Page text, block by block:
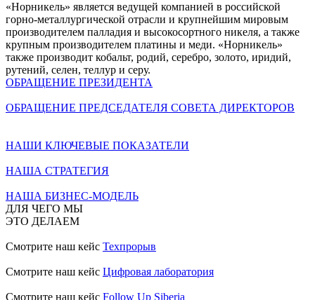
«Норникель» является ведущей компанией в российской
горно-металлургической отрасли и крупнейшим мировым
производителем палладия и высокосортного никеля, а также
крупным производителем платины и меди. «Норникель»
также производит кобальт, родий, серебро, золото, иридий,
рутений, селен, теллур и серу.
ОБРАЩЕНИЕ ПРЕЗИДЕНТА
ОБРАЩЕНИЕ ПРЕДСЕДАТЕЛЯ СОВЕТА ДИРЕКТОРОВ
НАШИ КЛЮЧЕВЫЕ ПОКАЗАТЕЛИ
НАША СТРАТЕГИЯ
НАША БИЗНЕС-МОДЕЛЬ
ДЛЯ ЧЕГО МЫ
ЭТО ДЕЛАЕМ
Смотрите наш кейс Техпрорыв
Смотрите наш кейс Цифровая лаборатория
Смотрите наш кейс Follow Up Siberia